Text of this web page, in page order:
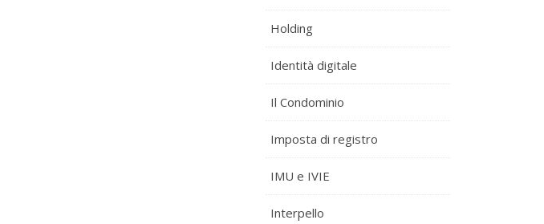
Holding
Identità digitale
Il Condominio
Imposta di registro
IMU e IVIE
Interpello